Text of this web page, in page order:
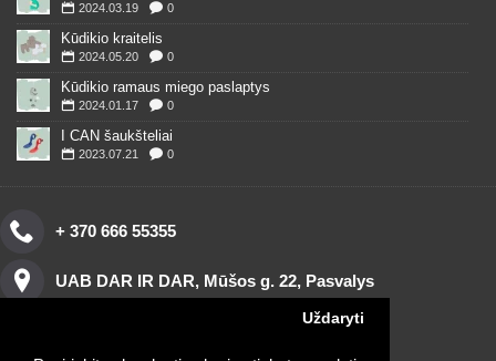
Uždaryti
2024.03.19 0
Kūdikio kraitelis
2024.05.20 0
Kūdikio ramaus miego paslaptys
2024.01.17 0
I CAN šaukšteliai
2023.07.21 0
+ 370 666 55355
UAB DAR IR DAR, Mūšos g. 22, Pasvalys